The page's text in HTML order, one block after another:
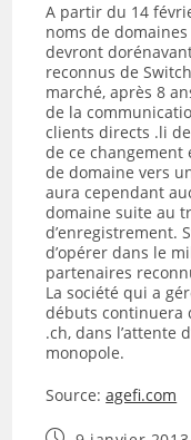
A partir du 14
noms de
devront
reconnus de
marché, après 8
de la
clients directs .li
de ce
de domaine vers
aura cependant
domaine suite au
d’enregistrement.
d’opérer dans le
partenaires
La société qui a
débuts continuera
.ch, dans l’attente
monopole.
Source:agefi.com